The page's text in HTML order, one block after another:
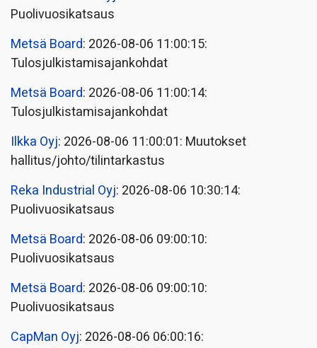
Puolivuosikatsaus
Metsä Board: 2026-08-06 11:00:15:
Tulosjulkistamisajankohdat
Metsä Board: 2026-08-06 11:00:14:
Tulosjulkistamisajankohdat
Ilkka Oyj: 2026-08-06 11:00:01: Muutokset
hallitus/johto/tilintarkastus
Reka Industrial Oyj: 2026-08-06 10:30:14:
Puolivuosikatsaus
Metsä Board: 2026-08-06 09:00:10:
Puolivuosikatsaus
Metsä Board: 2026-08-06 09:00:10:
Puolivuosikatsaus
CapMan Oyj: 2026-08-06 06:00:16: